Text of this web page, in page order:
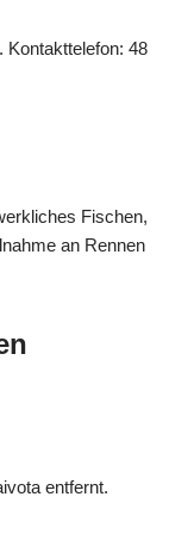
48
Fischen,
an Rennen
entfernt.